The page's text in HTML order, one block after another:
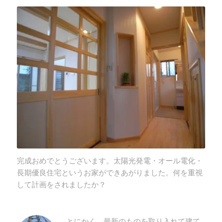
完成おめでとうございます。太陽光発電・オール電化・
長期優良住宅というお家ができあがりました。何を重視
して計画をされましたか？